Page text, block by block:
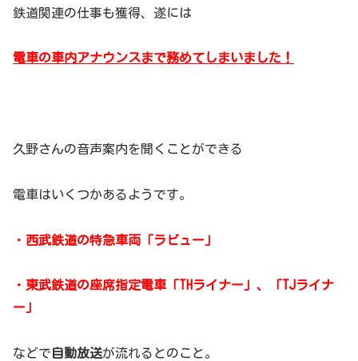
鉄道関連の仕事も獲得、遂には
電車の車内アナウンスまで務めてしまいました！
久野さんの音声案内を聞くことができる
電車はいくつかあるようです。
・ 西武鉄道の特急車両「ラビュー」
・ 東武鉄道の座席指定電車「THライナー」、「TJライナ
ー」
などで自動放送が流れるとのこと。